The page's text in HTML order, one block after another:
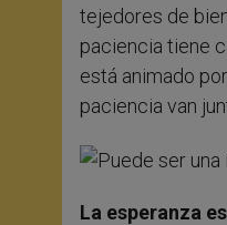
tejedores de
paciencia tiene
está animado
paciencia van
La esperanza